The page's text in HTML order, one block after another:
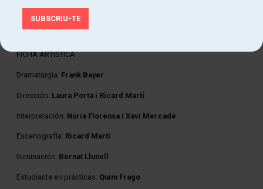
Idiomas
Catalán
FICHA ARTÍSTICA
Dramatúrgia: Frank Bayer
Dirección: Laura Porta i Ricard Martí
Interpretación: Núria Florensa i Xavi Mercadé
Escenografía: Ricard Martí
Iluminación: Bernat Llunell
Estudiante en prácticas: Quim Frago